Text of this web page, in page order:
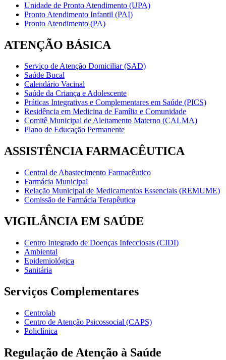
Unidade de Pronto Atendimento (UPA)
Pronto Atendimento Infantil (PAI)
Pronto Atendimento (PA)
ATENÇÃO BÁSICA
Serviço de Atenção Domiciliar (SAD)
Saúde Bucal
Calendário Vacinal
Saúde da Criança e Adolescente
Práticas Integrativas e Complementares em Saúde (PICS)
Residência em Medicina de Família e Comunidade
Comitê Municipal de Aleitamento Materno (CALMA)
Plano de Educação Permanente
ASSISTÊNCIA FARMACÊUTICA
Central de Abastecimento Farmacêutico
Farmácia Municipal
Relação Municipal de Medicamentos Essenciais (REMUME)
Comissão de Farmácia Terapêutica
VIGILÂNCIA EM SAÚDE
Centro Integrado de Doenças Infecciosas (CIDI)
Ambiental
Epidemiológica
Sanitária
Serviços Complementares
Centrolab
Centro de Atenção Psicossocial (CAPS)
Policlínica
Regulação de Atenção à Saúde